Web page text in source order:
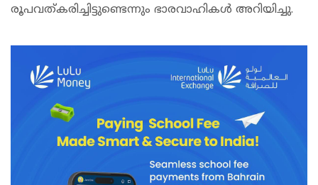
രൂപവത്‌കരിച്ചിട്ടുണ്ടെന്നും ഭാരവാഹികൾ അറിയിച്ചു.